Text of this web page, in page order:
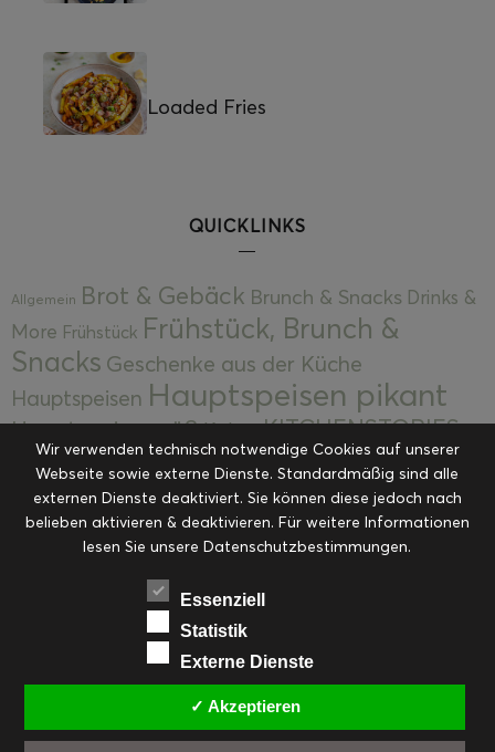
Loaded Fries
QUICKLINKS
Allgemein Brot & Gebäck Brunch & Snacks Drinks &
More Frühstück Frühstück, Brunch &
Snacks Geschenke aus der Küche
Hauptspeisen Hauptspeisen pikant
Hauptspeisen süßKekseKITCHENSTORIES
Kuchen, Torten & Desserts Kuchen und
Desserts Kulinarik Kulinarische Mitbringsel &
Eingemachtes Ohne Kategorie Ostern Resteküche
RezepteSaisonalSliderStartseite
Suppen, Salate & Vorspeisen
Vorspeisen, Salate & Suppen
Weihnachten Workshops & Events
Wir verwenden technisch notwendige Cookies auf unserer
Webseite sowie externe Dienste. Standardmäßig sind alle
externen Dienste deaktiviert. Sie können diese jedoch nach
belieben aktivieren & deaktivieren. Für weitere Informationen
lesen Sie unsere Datenschutzbestimmungen.
Essenziell
Statistik
Externe Dienste
✓ Akzeptieren